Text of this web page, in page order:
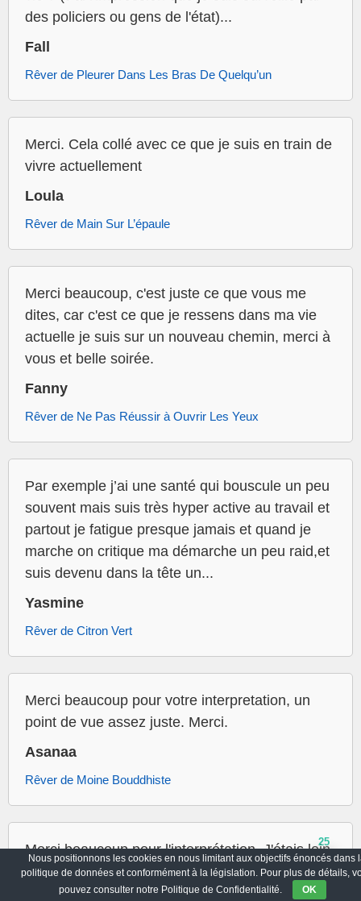
des policiers ou gens de l'état)...
Fall
Rêver de Pleurer Dans Les Bras De Quelqu’un
Merci. Cela collé avec ce que je suis en train de
vivre actuellement
Loula
Rêver de Main Sur L’épaule
Merci beaucoup, c'est juste ce que vous me
dites, car c'est ce que je ressens dans ma vie
actuelle je suis sur un nouveau chemin, merci à
vous et belle soirée.
Fanny
Rêver de Ne Pas Réussir à Ouvrir Les Yeux
Par exemple j’ai une santé qui bouscule un peu
souvent mais suis très hyper active au travail et
partout je fatigue presque jamais et quand je
marche on critique ma démarche un peu raid,et
suis devenu dans la tête un...
Yasmine
Rêver de Citron Vert
Merci beaucoup pour votre interpretation, un
point de vue assez juste. Merci.
Asanaa
Rêver de Moine Bouddhiste
Merci beaucoup pour l'interprétation. J'étais loin
de penser à cela, mais je suis en quête de mes
origines depuis quelques mois, c'est le lien.
Nous positionnons les cookies en nous limitant aux objectifs énoncés dans
politique de données et conformément à la législation. Pour plus de détails,
pouvez consulter notre Politique de Confidentialité.
OK
25